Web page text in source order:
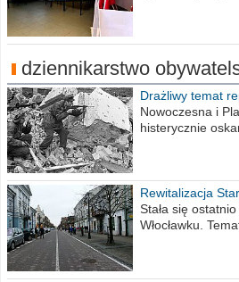
dziennikarstwo
Drażliwy temat
Nowoczesna i
histerycznie
Rewitalizacja
Stała się
Włocławku.